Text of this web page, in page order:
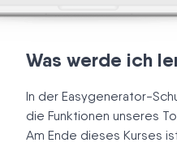
Was werde ich
In der Easygenerator-
die Funktionen unseres
Am Ende dieses Kurses